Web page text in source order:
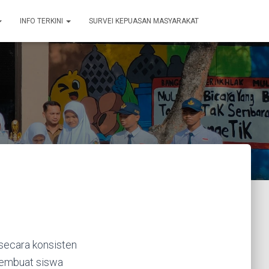
INFO TERKINI SURVEI KEPUASAN MASYARAKAT
konsisten
siswa